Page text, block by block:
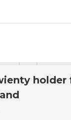
holder